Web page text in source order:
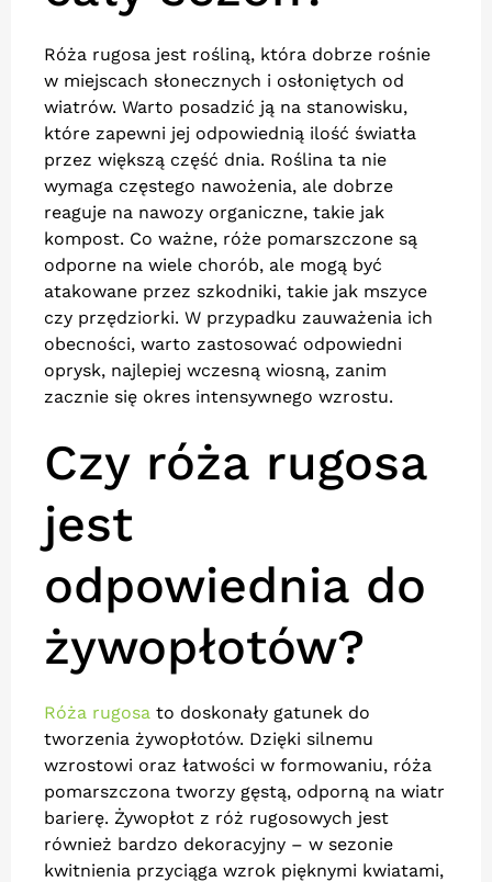
Róża rugosa jest rośliną, która dobrze rośnie
w miejscach słonecznych i osłoniętych od
wiatrów. Warto posadzić ją na stanowisku,
które zapewni jej odpowiednią ilość światła
przez większą część dnia. Roślina ta nie
wymaga częstego nawożenia, ale dobrze
reaguje na nawozy organiczne, takie jak
kompost. Co ważne, róże pomarszczone są
odporne na wiele chorób, ale mogą być
atakowane przez szkodniki, takie jak mszyce
czy przędziorki. W przypadku zauważenia ich
obecności, warto zastosować odpowiedni
oprysk, najlepiej wczesną wiosną, zanim
zacznie się okres intensywnego wzrostu.
Czy róża rugosa
jest
odpowiednia do
żywopłotów?
Róża rugosa to doskonały gatunek do
tworzenia żywopłotów. Dzięki silnemu
wzrostowi oraz łatwości w formowaniu, róża
pomarszczona tworzy gęstą, odporną na wiatr
barierę. Żywopłot z róż rugosowych jest
również bardzo dekoracyjny – w sezonie
kwitnienia przyciąga wzrok pięknymi kwiatami,